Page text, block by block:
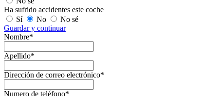
Ha sufrido accidentes este coche
Sí
No
No sé
Guardar y continuar
Nombre*
Apellido*
Dirección de correo electrónico*
Numero de teléfono*